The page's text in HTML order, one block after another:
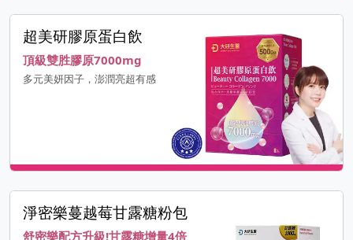
超美研膠原蛋白飲
頂級雙胜膠原7000mg
多元美妍因子，澎潤亮超有感
淨密樂蔓越莓甘露糖粉包
舒密樂配方升級!甘露糖增量4倍